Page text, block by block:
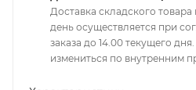
Доставка складского
день осуществляется при
заказа до 14.00 текущего
измениться по внутренним